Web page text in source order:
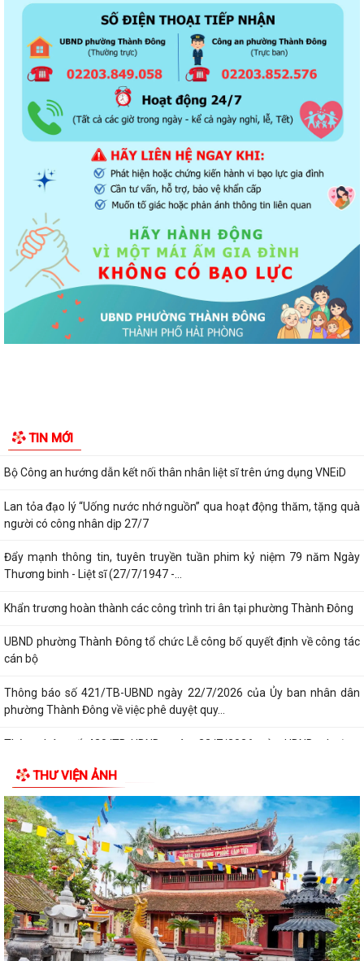
TIN MỚI
Phường Thành Đông tổ chức chương trình "Bữa cơm công đoàn"
chăm lo cho đoàn viện, người lao động
Hội Cựu Công an nhân dân phường Thành Đông tổ chức Đại hội thành
lập nhiệm kỳ 2026 – 2031
Phường Thành Đông long trọng tổ chức Lễ thắp nến tri ân các anh
hùng liệt sĩ
Viết tiếp câu chuyện hòa bình - Dâng hương tri ân - Giữ trọ đạo lý "Uống
nước nhớ nguồn"
Ủy ban nhân dân phường Thành Đông ban hành Quyết định thu hồi
đất thực hiện Dự án Cầu qua sông Bến...
Thông báo về việc cung cấp thông tin lập cơ sở dữ liệu đất đai trên địa
bàn phường Thành Đông,...
HĐND phường Thành Đông khóa II tổ chức kỳ họp thứ Ba - Kỳ họp
thường lệ giữa năm 2026
phường Thành Đông thông báo về việc...
Bộ Công an hướng dẫn kết nối thân nhân liệt sĩ trên ứng dụng VNEiD
Lan tỏa đạo lý “Uống nước nhớ nguồn” qua hoạt động thăm, tặng quà
người có công nhân dịp 27/7
Đẩy mạnh thông tin, tuyên truyền tuần phim kỷ niệm 79 năm Ngày
Thương binh - Liệt sĩ (27/7/1947 -...
Khẩn trương hoàn thành các công trình tri ân tại phường Thành Đông
UBND phường Thành Đông tổ chức Lễ công bố quyết định về công tác
cán bộ
Thông báo số 421/TB-UBND ngày 22/7/2026 của Ủy ban nhân dân
phường Thành Đông về việc phê duyệt quy...
Thông báo số 420/TB-UBND ngày 22/7/2026 của UBND phường
Thông báo số 425/TB-UBND ngày 22/7/2026 của UBND phường
Thành Đông về việc công khai danh mục thủ...
Thông báo số 424/TB-UBND ngày 22/7/2026 của Ủy ban nhân dân
phường Thành Đông về việc công khai...
Thông báo số 424/TB-UBND ngày 22/7/2026 của UBND phường
Thành Đông về việc công khai danh mục thủ...
Thông báo số 423/TB-UBND ngày 22/7/2026 của UBND phường
THƯ VIỆN ẢNH